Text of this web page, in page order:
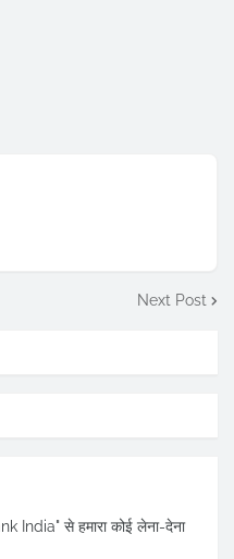
Next Post
India" से हमारा कोई लेना-देना